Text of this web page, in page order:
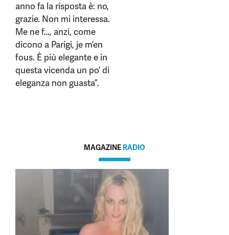
anno fa la risposta è: no,
grazie. Non mi interessa.
Me ne f…, anzi, come
dicono a Parigi, je m’en
fous. È più elegante e in
questa vicenda un po’ di
eleganza non guasta”.
MAGAZINE RADIO